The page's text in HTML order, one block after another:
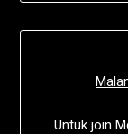
Untuk join